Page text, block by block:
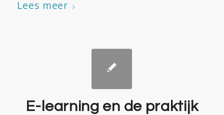
Lees meer
E-learning en de praktijk